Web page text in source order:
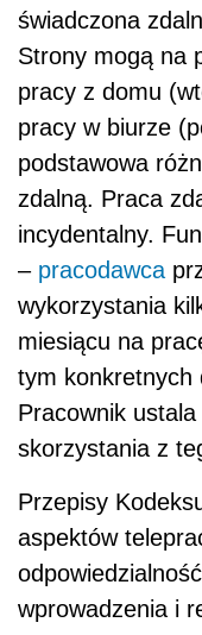
świadczona
Strony mogą na
pracy z domu
pracy w biurze
podstawowa
zdalną. Praca
incydentalny.
– pracodawca
wykorzystania
miesiącu na
tym konkretnych
Pracownik
skorzystania z
Przepisy
aspektów
wprowadzenia i